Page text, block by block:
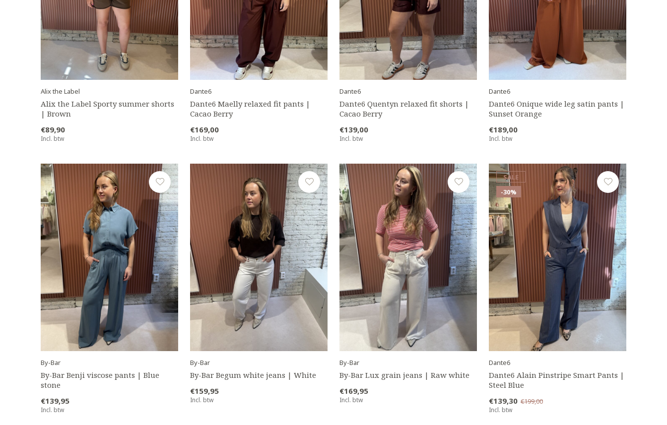
Alix the Label
Alix the Label Sporty summer shorts
| Brown
€89,90
Incl. btw
Dante6
Dante6 Maelly relaxed fit pants |
Cacao Berry
€169,00
Incl. btw
Dante6
Dante6 Quentyn relaxed fit shorts |
Cacao Berry
€139,00
Incl. btw
Dante6
Dante6 Onique wide leg satin pants |
Sunset Orange
€189,00
Incl. btw
By-Bar
By-Bar Benji viscose pants | Blue
stone
€139,95
Incl. btw
By-Bar
By-Bar Begum white jeans | White
€159,95
Incl. btw
By-Bar
By-Bar Lux grain jeans | Raw white
€169,95
Incl. btw
SALE
-30%
Dante6
Dante6 Alain Pinstripe Smart Pants |
Steel Blue
€139,30 €199,00
Incl. btw